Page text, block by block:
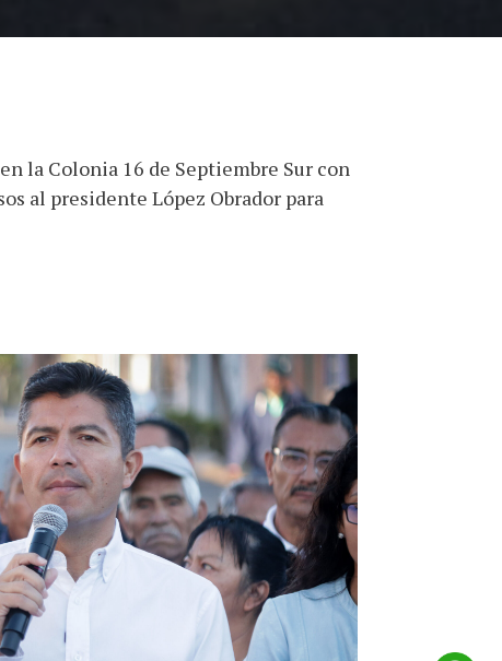
la Colonia 16 de Septiembre Sur con
al presidente López Obrador para